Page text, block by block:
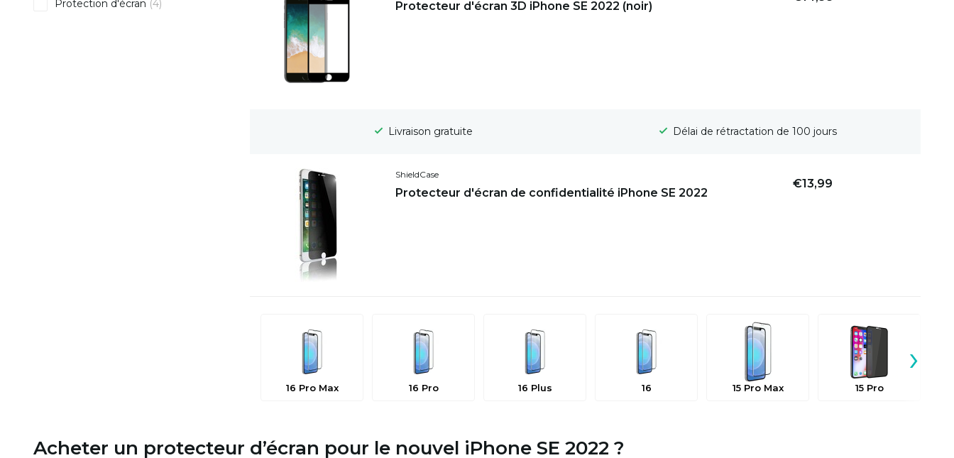
Protection d'écran (4) Protecteur d'écran 3D iPhone SE 2022 (noir)
Délai de rétractation de 100 jours Livraison gratuite
ShieldCase
Protecteur d'écran de confidentialité iPhone SE 2022
€13,99
16 Pro Max 16 Pro 16 Plus 16 15 Pro Max 15 Pro
›
Acheter un protecteur d’écran pour le nouvel iPhone SE 2022 ?